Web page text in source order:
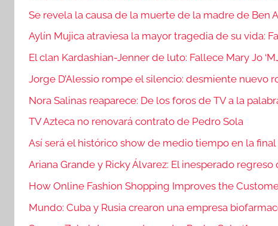
Se revela la causa de la muerte de la madre de Ben
Aylín Mujica atraviesa la mayor tragedia de su vida:
El clan Kardashian-Jenner de luto: Fallece Mary Jo
Jorge D’Alessio rompe el silencio: desmiente nuevo
Nora Salinas reaparece: De los foros de TV a la
TV Azteca no renovará contrato de Pedro Sola
Así será el histórico show de medio tiempo en la
Ariana Grande y Ricky Álvarez: El inesperado regreso
How Online Fashion Shopping Improves the
Mundo: Cuba y Rusia crearon una empresa